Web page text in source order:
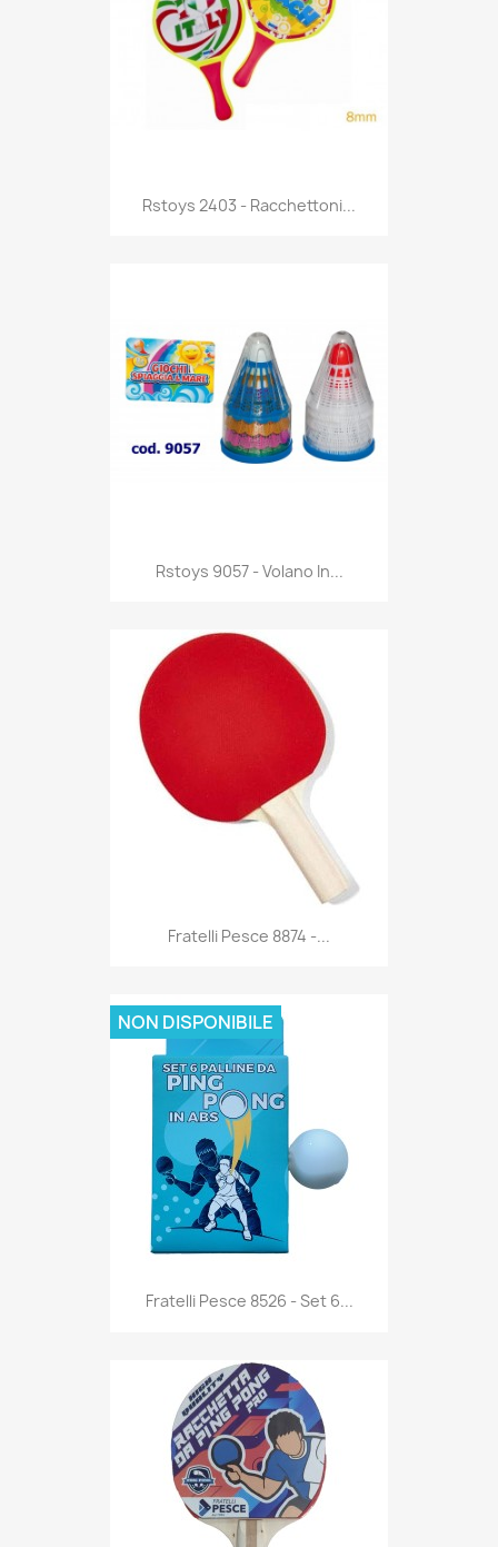
Anteprima
Rstoys 2403 - Racchettoni...
Anteprima
Rstoys 9057 - Volano In...
Anteprima
Fratelli Pesce 8874 -...
Anteprima
Fratelli Pesce 8526 - Set 6...
NON DISPONIBILE